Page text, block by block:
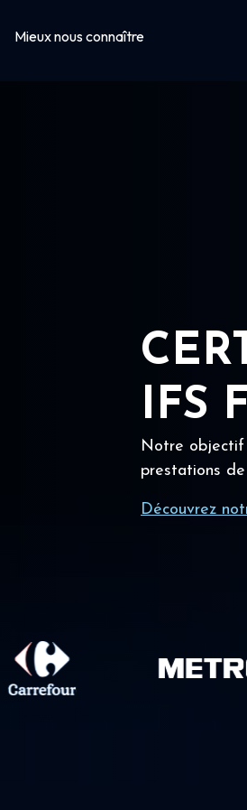
Mieux nous connaître
IFS
Notre objectif
prestations
Découvrez